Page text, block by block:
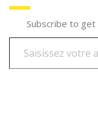
Subscribe to